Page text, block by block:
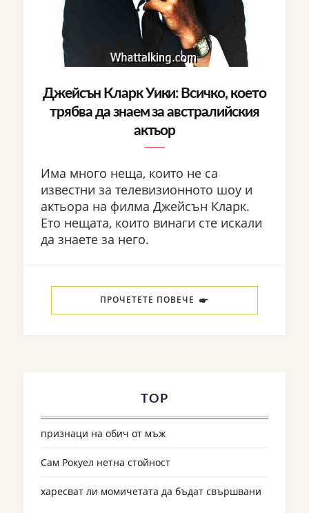
Джейсън Кларк Уики: Всичко, което
трябва да знаем за австралийския
актьор
Има много неща, които не са
известни за телевизионното шоу и
актьора на филма Джейсън Кларк.
Ето нещата, които винаги сте искали
да знаете за него.
ПРОЧЕТЕТЕ ПОВЕЧЕ
TOP
признаци на обич от мъж
Сам Рокуел нетна стойност
харесват ли момичетата да бъдат свършвани